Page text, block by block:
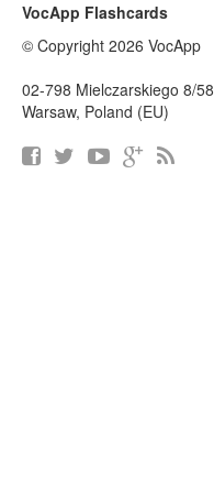
VocApp Flashcards
© Copyright 2026 VocApp
02-798 Mielczarskiego 8/58
Warsaw, Poland (EU)